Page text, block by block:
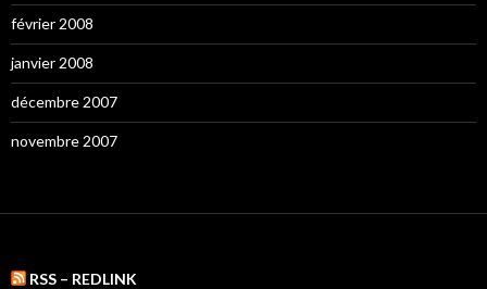
février 2008
janvier 2008
décembre 2007
novembre 2007
RSS – REDLINK